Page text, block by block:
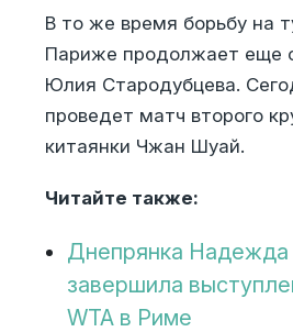
В то же время борьбу на
Париже продолжает еще
Юлия Стародубцева.
проведет матч второго
китаянки Чжан Шуай.
Читайте также:
Днепрянка Надежда
завершила
WTA в Риме